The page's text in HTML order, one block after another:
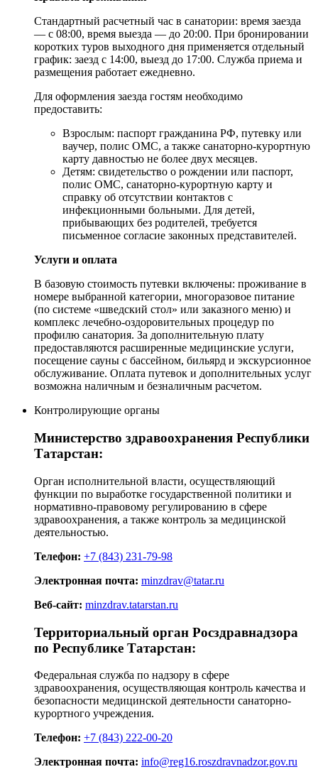
Стандартный расчетный час в санатории: время заезда
— с 08:00, время выезда — до 20:00. При бронировании
коротких туров выходного дня применяется отдельный
график: заезд с 14:00, выезд до 17:00. Служба приема и
размещения работает ежедневно.
Для оформления заезда гостям необходимо
предоставить:
Взрослым: паспорт гражданина РФ, путевку или
ваучер, полис ОМС, а также санаторно-курортную
карту давностью не более двух месяцев.
Детям: свидетельство о рождении или паспорт,
полис ОМС, санаторно-курортную карту и
справку об отсутствии контактов с
инфекционными больными. Для детей,
прибывающих без родителей, требуется
письменное согласие законных представителей.
Услуги и оплата
В базовую стоимость путевки включены: проживание в
номере выбранной категории, многоразовое питание
(по системе «шведский стол» или заказного меню) и
комплекс лечебно-оздоровительных процедур по
профилю санатория. За дополнительную плату
предоставляются расширенные медицинские услуги,
посещение сауны с бассейном, бильярд и экскурсионное
обслуживание. Оплата путевок и дополнительных услуг
возможна наличным и безналичным расчетом.
Контролирующие органы
Министерство здравоохранения Республики
Татарстан:
Орган исполнительной власти, осуществляющий
функции по выработке государственной политики и
нормативно-правовому регулированию в сфере
здравоохранения, а также контроль за медицинской
деятельностью.
Телефон: +7 (843) 231-79-98
Электронная почта: minzdrav@tatar.ru
Веб-сайт: minzdrav.tatarstan.ru
Территориальный орган Росздравнадзора
по Республике Татарстан:
Федеральная служба по надзору в сфере
здравоохранения, осуществляющая контроль качества и
безопасности медицинской деятельности санаторно-
курортного учреждения.
Телефон: +7 (843) 222-00-20
Электронная почта: info@reg16.roszdravnadzor.gov.ru